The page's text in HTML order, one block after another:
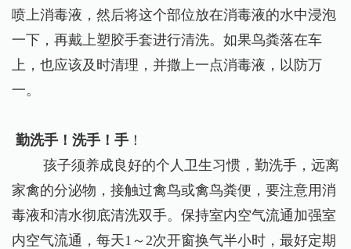
喷上消毒液，然后将这个部位放在消毒液的水中浸泡
一下，再戴上塑胶手套进行清洗。如果鸟粪落在车
上，也应该及时清理，并撒上一点消毒液，以防万
一。
勤洗手！洗手！手 ！
孩子须养成良好的个人卫生习惯，勤洗手，远离
家禽的分泌物，接触过禽鸟或禽鸟粪便，要注意用消
毒液和清水彻底清洗双手。保持室内空气流通加强室
内空气流通，每天1～2次开窗换气半小时，最好定期